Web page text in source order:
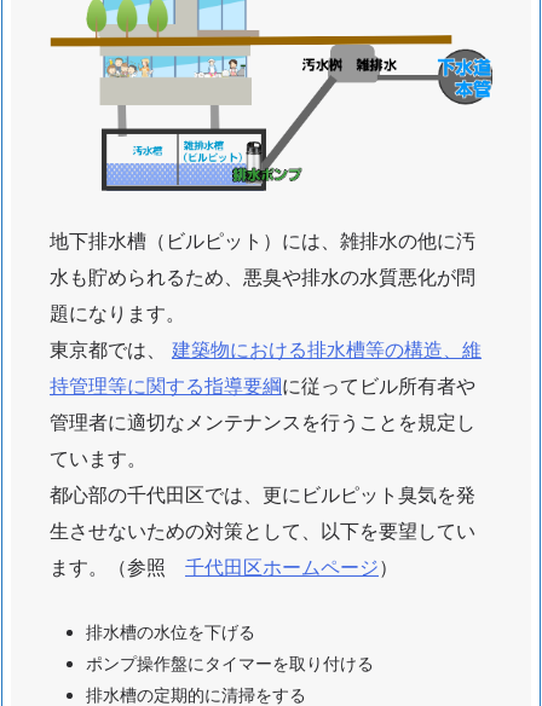
地下排水槽（ビルピット）には、雑排水の他に汚
水も貯められるため、悪臭や排水の水質悪化が問
題になります。
東京都では、 建築物における排水槽等の構造、維
持管理等に関する指導要綱に従ってビル所有者や
管理者に適切なメンテナンスを行うことを規定し
ています。
都心部の千代田区では、更にビルピット臭気を発
生させないための対策として、以下を要望してい
ます。（参照 千代田区ホームページ）
排水槽の水位を下げる
ポンプ操作盤にタイマーを取り付ける
排水槽の定期的に清掃をする